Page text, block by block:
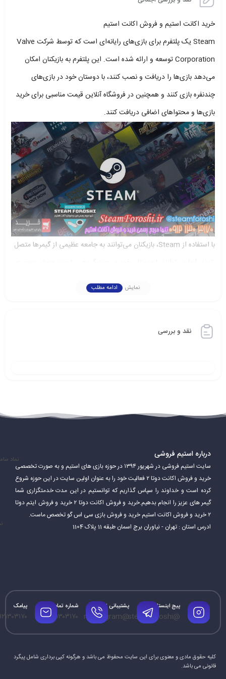
خرید اکانت استیم و فروش اکانت استیم
Steam یک پلتفرم برای بازی‌های رایانه‌ای است که توسط شرکت Valve
Corporation توسعه و ارائه شده است. این پلتفرم به بازیکنان امکان
می‌دهد بازی‌ها را دریافت و نصب کنند، با دوستان خود در بازی‌های
چندنفره بازی کنند و همچنین در فروشگاه آنلاین قیمت مناسبی برای خرید
بازی‌ها و محتواهای اضافی دریافت کنند.
با استفاده از Steam، بازیکنان می‌توانند به جامعه عظیمی از گیمرها متصل
Steam همچنین قابلیت‌های اضافی ارائه می‌دهد که به بازیکنان امکان
می‌دهد از آن لذت ببرند. این شامل سابقه بازی، برنامه و نمایه بازیکنان و
نمایش ادامه مطلب
نقد و بررسی
درباره استیم فروشی
سایت استیم فروشی در شهریور ۱۳۹۴ در حوزه بازی های استیم و به صورت تخصصی
خرید و فروش اکانت دوتا ۲ فعالیت خود را به عنوان اولین سایت در این حوزه شروع
کرده است و خداوند را سپاس گذاریم که توانستیم در این مدت خدمتگزاری شما
گیمر های عزیز را انجام بدهیم.خرید و فروش اکانت دوتا ۲ خرید و فروش ایتم دوتا
۲ خرید و فروش اکانت استیم خرید و فروش بازی سی اس گو تخصص ماست.
ادرس استان : تهران - نیاوران برج اسمان طبقه 11 پلاک 1104
نماد
پیج اینستاگرام
@steamforoshi
پشتیبانی تلگرام
@mrtelegram
شماره تماس
۰۹۱۲۱۳۰۳۱۷۰
پیامک
کلیه حقوق مادی و معنوی برای این سایت محفوظ می باشد و هرگونه کپی برداری شامل پیگرد
قانونی می باشد.